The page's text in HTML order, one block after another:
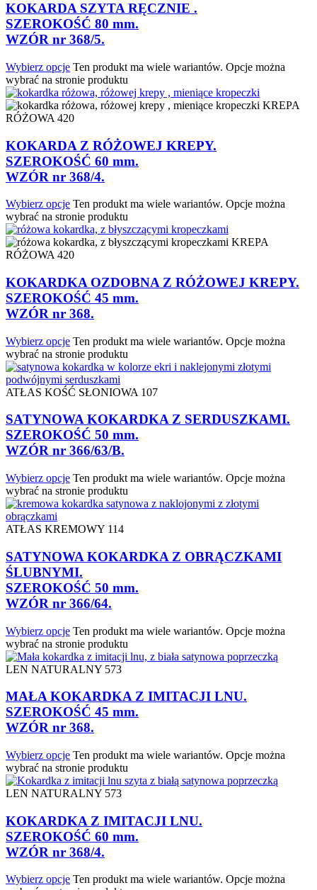
KOKARDA SZYTA RĘCZNIE .
SZEROKOŚĆ 80 mm.
WZÓR nr 368/5.
Wybierz opcje Ten produkt ma wiele wariantów. Opcje można
wybrać na stronie produktu
KREPA
RÓŻOWA 420
KOKARDA Z RÓŻOWEJ KREPY.
SZEROKOŚĆ 60 mm.
WZÓR nr 368/4.
Wybierz opcje Ten produkt ma wiele wariantów. Opcje można
wybrać na stronie produktu
KREPA
RÓŻOWA 420
KOKARDKA OZDOBNA Z RÓŻOWEJ KREPY.
SZEROKOŚĆ 45 mm.
WZÓR nr 368.
Wybierz opcje Ten produkt ma wiele wariantów. Opcje można
wybrać na stronie produktu
ATŁAS KOŚĆ SŁONIOWA 107
SATYNOWA KOKARDKA Z SERDUSZKAMI.
SZEROKOŚĆ 50 mm.
WZÓR nr 366/63/B.
Wybierz opcje Ten produkt ma wiele wariantów. Opcje można
wybrać na stronie produktu
ATŁAS KREMOWY 114
SATYNOWA KOKARDKA Z OBRĄCZKAMI
ŚLUBNYMI.
SZEROKOŚĆ 50 mm.
WZÓR nr 366/64.
Wybierz opcje Ten produkt ma wiele wariantów. Opcje można
wybrać na stronie produktu
LEN NATURALNY 573
MAŁA KOKARDKA Z IMITACJI LNU.
SZEROKOŚĆ 45 mm.
WZÓR nr 368.
Wybierz opcje Ten produkt ma wiele wariantów. Opcje można
wybrać na stronie produktu
LEN NATURALNY 573
KOKARDKA Z IMITACJI LNU.
SZEROKOŚĆ 60 mm.
WZÓR nr 368/4.
Wybierz opcje Ten produkt ma wiele wariantów. Opcje można